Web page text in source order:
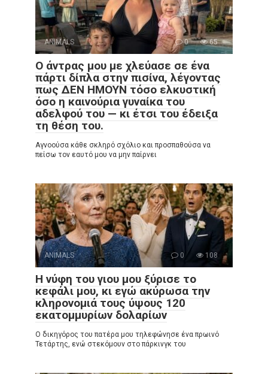
ANIMALS 0 65
Ο άντρας μου με χλεύασε σε ένα
πάρτι δίπλα στην πισίνα, λέγοντας
πως ΔΕΝ ΗΜΟΥΝ τόσο ελκυστική
όσο η καινούρια γυναίκα του
αδελφού του — κι έτσι του έδειξα
τη θέση του.
Αγνοούσα κάθε σκληρό σχόλιο και προσπαθούσα να
πείσω τον εαυτό μου να μην παίρνει
ANIMALS 0 108
Η νύφη του γιου μου ξύρισε το
κεφάλι μου, κι εγώ ακύρωσα την
κληρονομιά τους ύψους 120
εκατομμυρίων δολαρίων
Ο δικηγόρος του πατέρα μου τηλεφώνησε ένα πρωινό
Τετάρτης, ενώ στεκόμουν στο πάρκινγκ του